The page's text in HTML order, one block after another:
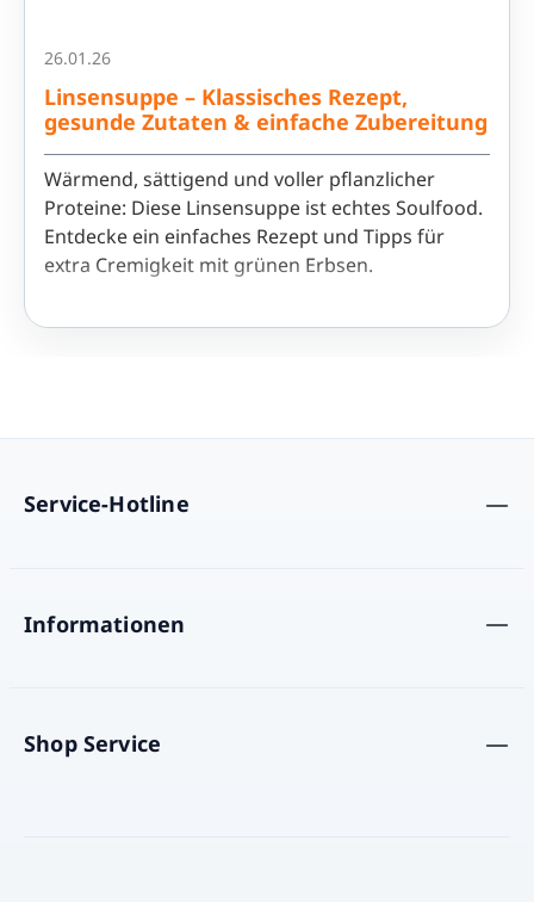
26.01.26
Linsensuppe – Klassisches Rezept,
gesunde Zutaten & einfache Zubereitung
Wärmend, sättigend und voller pflanzlicher
Proteine: Diese Linsensuppe ist echtes Soulfood.
Entdecke ein einfaches Rezept und Tipps für
extra Cremigkeit mit grünen Erbsen.
Service-Hotline
Informationen
Shop Service